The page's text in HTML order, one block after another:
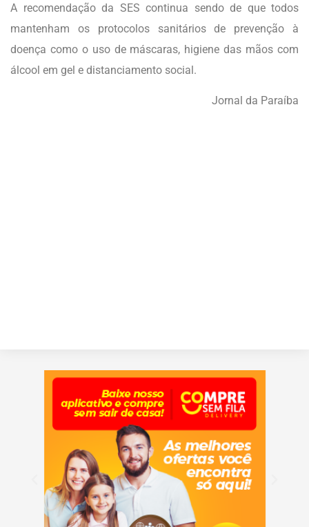
A recomendação da SES continua sendo de que todos
mantenham os protocolos sanitários de prevenção à
doença como o uso de máscaras, higiene das mãos com
álcool em gel e distanciamento social.
Jornal da Paraíba